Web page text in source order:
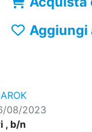
Aggiungi
08/2023
, b/n